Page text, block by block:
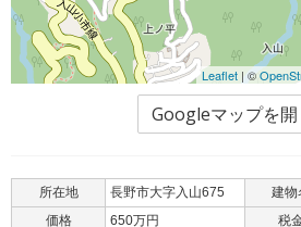
Leaflet | ©
Googleマップを開
所在地 長野市大字入山675
建物
価格
650万円 税